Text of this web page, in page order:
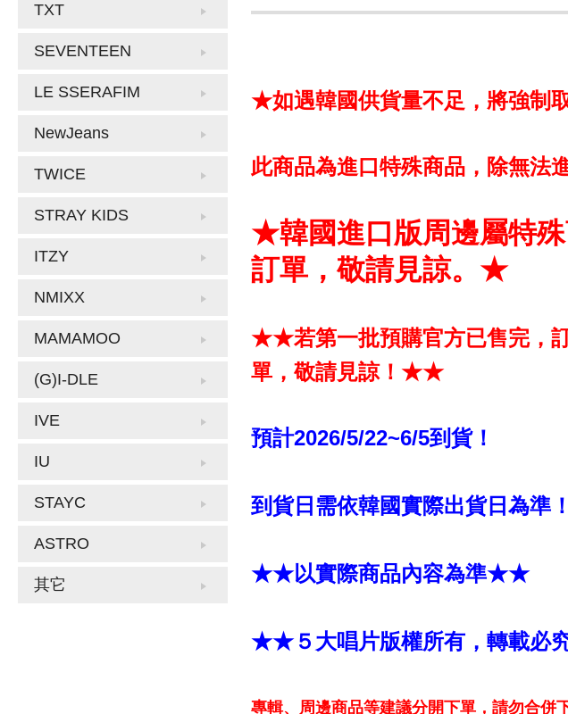
TXT
SEVENTEEN
LE SSERAFIM
NewJeans
TWICE
STRAY KIDS
ITZY
NMIXX
MAMAMOO
(G)I-DLE
IVE
IU
STAYC
ASTRO
其它
★如遇韓國供貨量不足，將強制
此商品為進口特殊商品，除無法
★韓國進口版周邊屬特
訂單，敬請見諒。★
★★若第一批預購官方已售完，
單，敬請見諒！★★
預計2026/5/22~6/5到貨！
到貨日需依韓國實際出貨日為準！
★★以實際商品內容為準★★
★★５大唱片版權所有，轉載
專輯、周邊商品等建議分開下單，請勿合併